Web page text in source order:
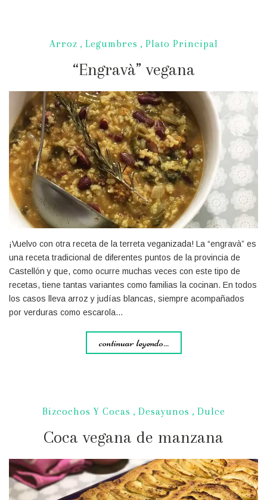
Arroz , Legumbres , Plato Principal
“Engravà” vegana
¡Vuelvo con otra receta de la terreta veganizada! La “engravà” es
una receta tradicional de diferentes puntos de la provincia de
Castellón y que, como ocurre muchas veces con este tipo de
recetas, tiene tantas variantes como familias la cocinan. En todos
los casos lleva arroz y judías blancas, siempre acompañados
por verduras como escarola…
continuar leyendo...
Bizcochos Y Cocas , Desayunos , Dulce
Coca vegana de manzana
¡Recibe las nuevas recetas
directamente en tu e-mail!